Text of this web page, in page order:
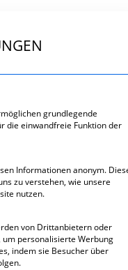
AZUBI
Service-Gruppen, für
grundlegende
die einwandfreie Funktion der
Informationen anonym.
zu verstehen, wie unsere
nutzen.
von Drittanbietern oder
um personalisierte Werbung
indem sie Besucher über